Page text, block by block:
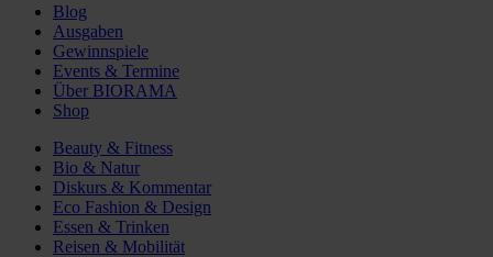
Blog
Ausgaben
Gewinnspiele
Events & Termine
Über BIORAMA
Shop
Beauty & Fitness
Bio & Natur
Diskurs & Kommentar
Eco Fashion & Design
Essen & Trinken
Reisen & Mobilität